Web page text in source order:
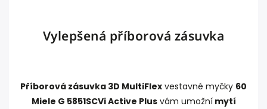
Vylepšená příborová zásuvka
Příborová zásuvka 3D MultiFlex vestavné myčky 60
Miele G 5851SCVi Active Plusvám umožnímytí